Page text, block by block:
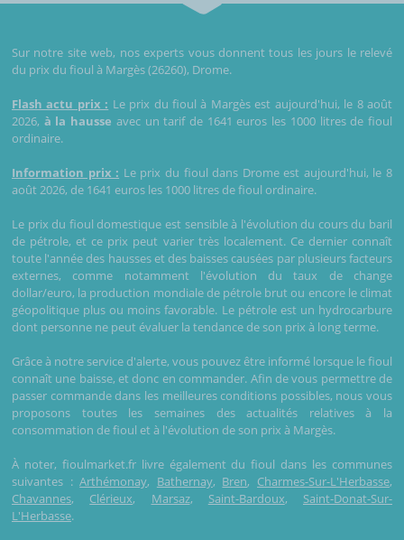
Sur notre site web, nos experts vous donnent tous les jours le relevé
du prix du fioul à Margès (26260), Drome.
Flash actu prix : Le prix du fioul à Margès est aujourd'hui, le 8 août
2026, à la hausse avec un tarif de 1641 euros les 1000 litres de fioul
ordinaire.
Information prix : Le prix du fioul dans Drome est aujourd'hui, le 8
août 2026, de 1641 euros les 1000 litres de fioul ordinaire.
Le prix du fioul domestique est sensible à l'évolution du cours du baril
de pétrole, et ce prix peut varier très localement. Ce dernier connaît
toute l'année des hausses et des baisses causées par plusieurs facteurs
externes, comme notamment l'évolution du taux de change
dollar/euro, la production mondiale de pétrole brut ou encore le climat
géopolitique plus ou moins favorable. Le pétrole est un hydrocarbure
dont personne ne peut évaluer la tendance de son prix à long terme.
Grâce à notre service d'alerte, vous pouvez être informé lorsque le fioul
connaît une baisse, et donc en commander. Afin de vous permettre de
passer commande dans les meilleures conditions possibles, nous vous
proposons toutes les semaines des actualités relatives à la
consommation de fioul et à l'évolution de son prix à Margès.
À noter, fioulmarket.fr livre également du fioul dans les communes
suivantes :Arthémonay, Bathernay, Bren, Charmes-Sur-L'Herbasse,
Chavannes, Clérieux, Marsaz, Saint-Bardoux, Saint-Donat-Sur-
L'Herbasse.